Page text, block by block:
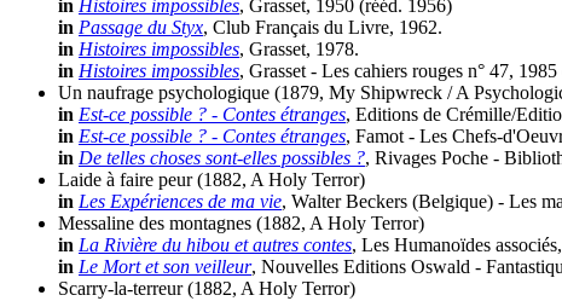
in Histoires impossibles, Grasset, 1950 (rééd. 1956)
in Passage du Styx, Club Français du Livre, 1962.
in Histoires impossibles, Grasset, 1978.
in Histoires impossibles, Grasset - Les cahiers rouges n° 47, 1985
Un naufrage psychologique (1879, My Shipwreck / A
in Est-ce possible ? - Contes étranges, Editions de Crémille/
in Est-ce possible ? - Contes étranges, Famot - Les Chefs-
in De telles choses sont-elles possibles ?, Rivages Poche -
Laide à faire peur (1882, A Holy Terror)
in Les Expériences de ma vie, Walter Beckers (Belgique) - Les
Messaline des montagnes (1882, A Holy Terror)
in La Rivière du hibou et autres contes, Les Humanoïdes
in Le Mort et son veilleur, Nouvelles Editions Oswald -
Scarry-la-terreur (1882, A Holy Terror)